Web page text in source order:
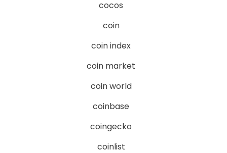
cocos
coin
coin index
coin market
coin world
coinbase
coingecko
coinlist